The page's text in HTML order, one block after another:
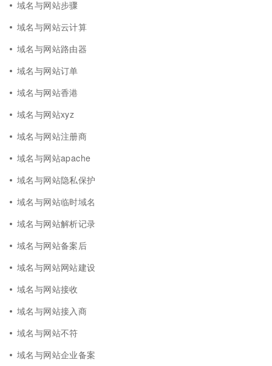
域名与网站步骤
域名与网站云计算
域名与网站路由器
域名与网站订单
域名与网站香港
域名与网站xyz
域名与网站注册商
域名与网站apache
域名与网站隐私保护
域名与网站临时域名
域名与网站解析记录
域名与网站备案后
域名与网站网站建设
域名与网站接收
域名与网站接入商
域名与网站不符
域名与网站企业备案